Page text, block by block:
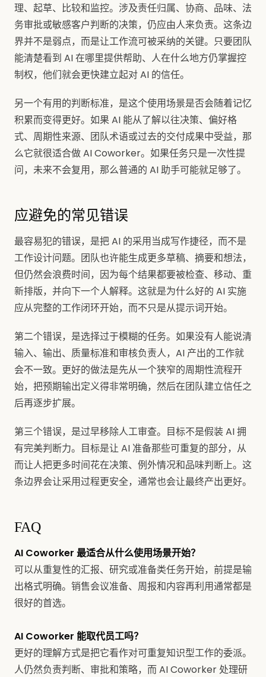
理、起草、比较和监控。涉及责任归属、协商、品味、法
务审批或敏感客户判断的决策，仍应由人来负责。这条边
界并不是弱点，而是让工作流可被采纳的关键。只要团队
能清楚看到 AI 在哪里提供帮助、人在什么地方仍掌握控
制权，他们就会更快建立起对 AI 的信任。
另一个有用的判断标准，是这个使用场景是否会随着记忆
积累而变得更好。如果 AI 能从了解以往决策、偏好格
式、周期性来源、团队术语或过去的交付成果中受益，那
么它就很适合做 AI Coworker。如果任务只是一次性提
问，未来不会复用，那么普通的 AI 助手可能就足够了。
应避免的常见错误
最容易犯的错误，是把 AI 的采用当成写作捷径，而不是
工作设计问题。团队也许能生成更多草稿、摘要和想法，
但仍然会浪费时间，因为每个结果都要被检查、移动、重
新排版，并向下一个人解释。这就是为什么好的 AI 实施
应从完整的工作闭环开始，而不只是从提示词开始。
第二个错误，是选择过于模糊的任务。如果没有人能说清
输入、输出、质量标准和审核负责人，AI 产出的工作就
会不一致。更好的做法是先从一个狭窄的周期性流程开
始，把预期输出定义得非常明确，然后在团队建立信任之
后再逐步扩展。
第三个错误，是过早移除人工审查。目标不是假装 AI 拥
有完美判断力。目标是让 AI 准备那些可重复的部分，从
而让人把更多时间花在决策、例外情况和品味判断上。这
条边界会让采用过程更安全，通常也会让最终产出更好。
FAQ
AI Coworker 最适合从什么使用场景开始？
可以从重复性的汇报、研究或准备类任务开始，前提是输
出格式明确。销售会议准备、周报和内容再利用通常都是
很好的首选。
AI Coworker 能取代员工吗？
更好的理解方式是把它看作对可重复知识型工作的委派。
人仍然负责判断、审批和策略，而 AI Coworker 处理研